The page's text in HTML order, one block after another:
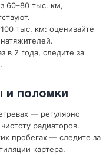
60–80 тыс. км,
тыс. км: оценивайте
в 2 года, следите за
и поломки
— регулярно
радиаторов.
пробегах — следите за
картера.